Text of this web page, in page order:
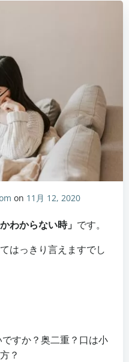
on 11月 12, 2020
わからない時」 です。
はっきり言えますでし
すか？奥二重？口は小
？